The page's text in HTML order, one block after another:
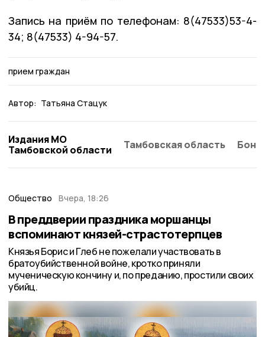
Запись на приём по телефонам: 8(47533)53-4-
34; 8(47533) 4-94-57.
прием граждан
Автор: Татьяна Стацук
Издания МО
Тамбовской области
Тамбовская область
Общество Вчера, 18:26
В преддверии праздника моршанцы
вспоминают князей-страстотерпцев
Князья Борис и Глеб не пожелали участвовать в
братоубийственной войне, кротко приняли
мученическую кончину и, по преданию, простили своих
убийц.